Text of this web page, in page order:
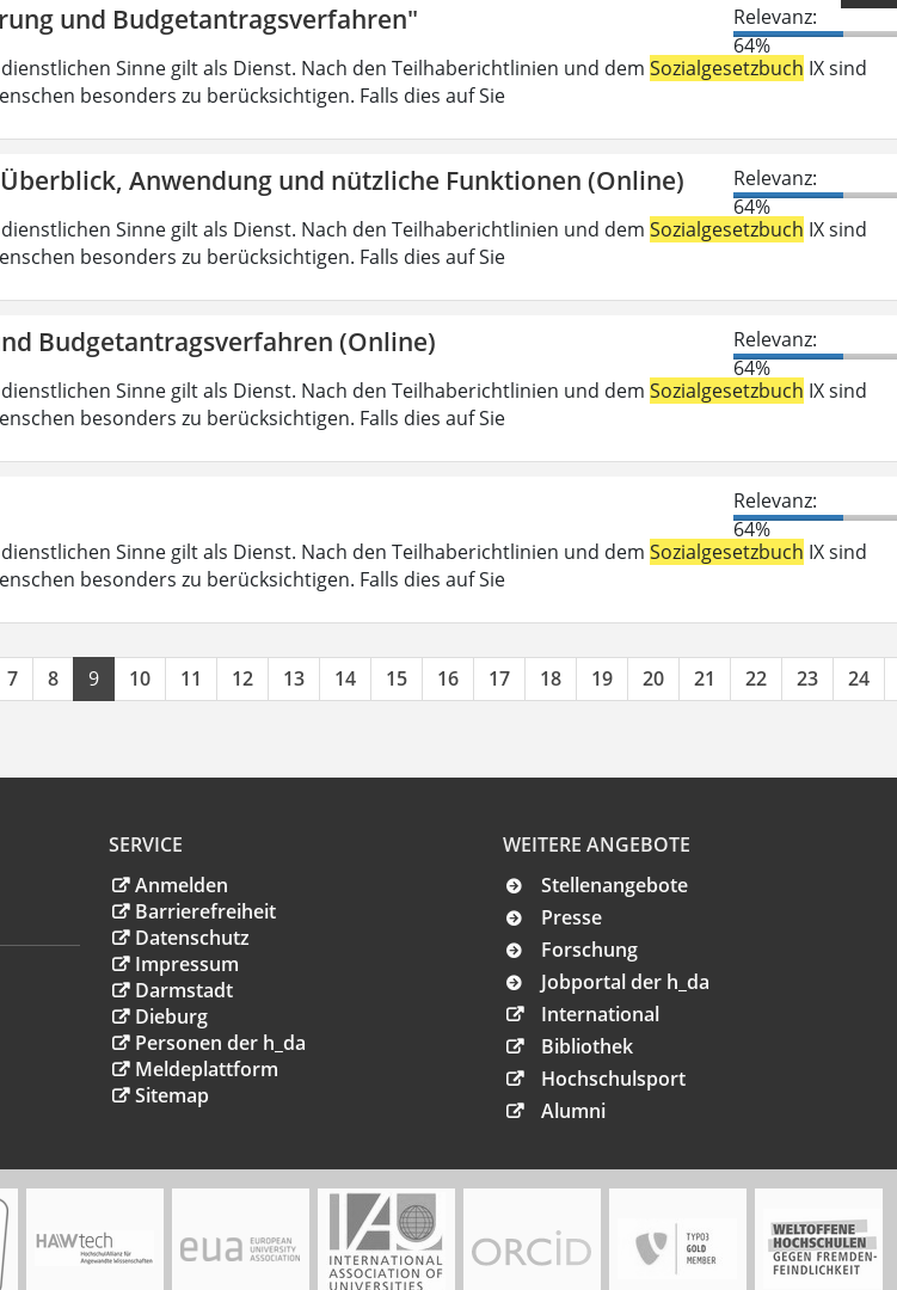
und Budgetantragsverfahren"
Relevanz:
64%
Sinne gilt als Dienst. Nach den Teilhaberichtlinien und dem Sozialgesetzbuch IX sind
besonders zu berücksichtigen. Falls dies auf Sie
Anwendung und nützliche Funktionen (Online)
Relevanz:
64%
Sinne gilt als Dienst. Nach den Teilhaberichtlinien und dem Sozialgesetzbuch IX sind
besonders zu berücksichtigen. Falls dies auf Sie
Budgetantragsverfahren (Online)
Relevanz:
64%
Sinne gilt als Dienst. Nach den Teilhaberichtlinien und dem Sozialgesetzbuch IX sind
besonders zu berücksichtigen. Falls dies auf Sie
Relevanz:
64%
Sinne gilt als Dienst. Nach den Teilhaberichtlinien und dem Sozialgesetzbuch IX sind
besonders zu berücksichtigen. Falls dies auf Sie
7 8 9 10 11 12 13 14 15 16 17 18 19 20 21 22 23 24
SERVICE
Anmelden
Barrierefreiheit
Datenschutz
Impressum
Darmstadt
Dieburg
Personen der h_da
Meldeplattform
Sitemap
WEITERE ANGEBOTE
Stellenangebote
Presse
Forschung
Jobportal der h_da
International
Bibliothek
Hochschulsport
Alumni